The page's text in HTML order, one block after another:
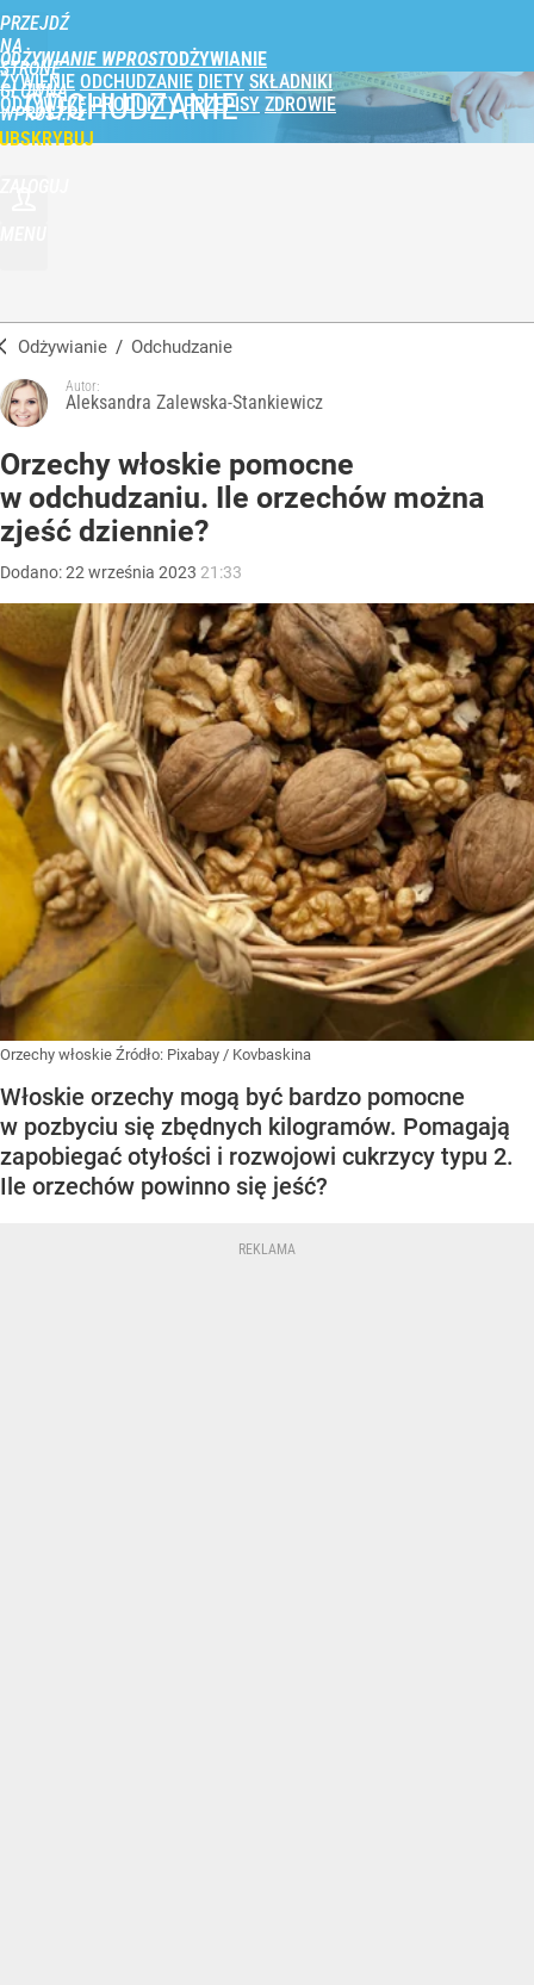
PRZEJDŹ
NA
STRONĘ
GŁÓWNĄ
WPROST.PL
ODŻYWIANIE WPROST
ŻYWIENIE ODCHUDZANIE DIETY SKŁADNIKI
ODŻYWCZE PRODUKTY PRZEPISY ZDROWIE
ODCHUDZANIE
Odżywianie / Odchudzanie
Autor:
Aleksandra Zalewska-Stankiewicz
Orzechy włoskie pomocne
w odchudzaniu. Ile orzechów można
zjeść dziennie?
Dodano:22 września 2023 21:33
Orzechy włoskie Źródło: Pixabay / Kovbaskina
Włoskie orzechy mogą być bardzo pomocne
w pozbyciu się zbędnych kilogramów. Pomagają
zapobiegać otyłości i rozwojowi cukrzycy typu 2.
Ile orzechów powinno się jeść?